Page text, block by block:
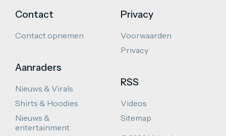
Contact
Contact opnemen
Aanraders
Nieuws & Virals
Shirts & Hoodies
Nieuws &
entertainment
Privacy
Voorwaarden
Privacy
RSS
Videos
Sitemap